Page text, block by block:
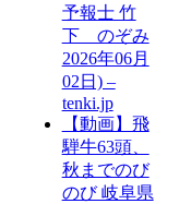
予報士 竹
下 のぞみ
2026年06月
02日) –
tenki.jp
【動画】飛
騨牛63頭、
秋までのび
のび 岐阜県